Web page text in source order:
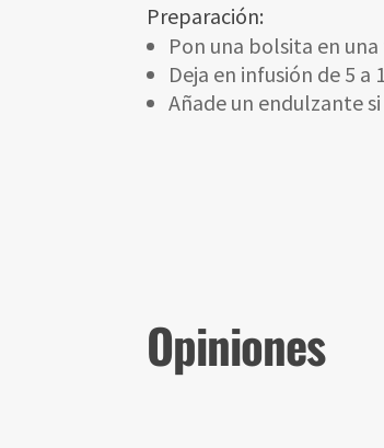
Preparación:
Pon una bolsita en
Deja en infusión de 5 a
Añade un endulzante
Opiniones